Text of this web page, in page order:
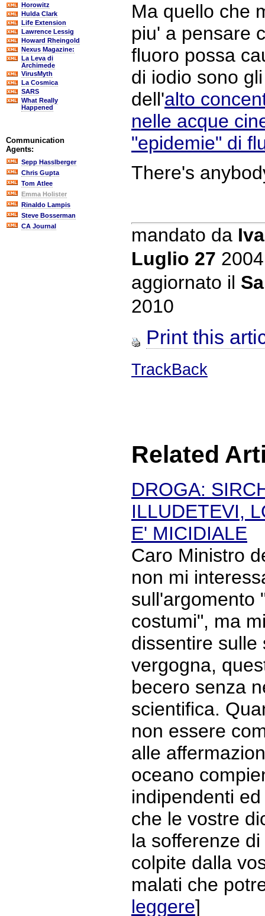
Horowitz
Hulda Clark
Life Extension
Lawrence Lessig
Howard Rheingold
Nexus Magazine:
La Leva di
Archimede
VirusMyth
La Cosmica
SARS
What Really
Happened
Communication
Agents:
Sepp Hasslberger
Chris Gupta
Tom Atlee
Emma Holister
Rinaldo Lampis
Steve Bosserman
CA Journal
Ma quello che
piu' a pensare
fluoro possa
di iodio sono
dell'alto
nelle acque
"epidemie" di
There's
mandato da
Luglio 27 2004
aggiornato il
2010
Print this
TrackBack
Related
DROGA:
ILLUDETEVI,
E' MICIDIALE
Caro Ministro
non mi
sull'argomento
costumi", ma
dissentire sulle
vergogna,
becero senza
scientifica.
non essere
alle
oceano
indipendenti
che le vostre
la sofferenze
colpite dalla
malati che
leggere]